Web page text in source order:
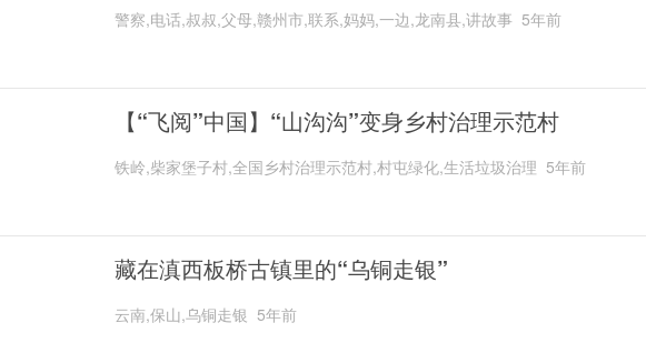
警察,电话,叔叔,父母,赣州市,联系,妈妈,一边,龙南县,讲故事 5年前
【“飞阅”中国】“山沟沟”变身乡村治理示范村
铁岭,柴家堡子村,全国乡村治理示范村,村屯绿化,生活垃圾治理 5年前
藏在滇西板桥古镇里的“乌铜走银”
云南,保山,乌铜走银 5年前